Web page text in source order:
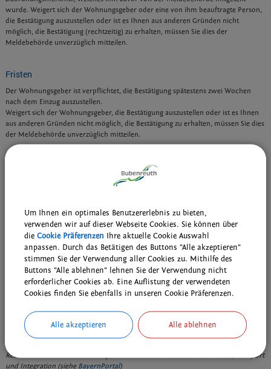
wurde. Weigert sich der Wohnungsgeber oder eine von ihm beauftragte Person,
die Bestätigung auszustellen oder ist es Ihnen aus anderen Gründen nicht
möglich, die Bestätigung (rechtzeitig) zu erhalten, müssen Sie dies der
Meldebehörde unverzüglich mitteilen.
Fristen
Der Wohnungsgeber ist verpflichtet, die Bestätigung spätestens zwei Wochen
nach dem Einzug auszustellen.
Weigert sich der Wohnungsgeber, die Bestätigung auszustellen oder ist es Ihnen
aus anderen Gründen nicht möglich, die Bestätigung zu erhalten, müssen Sie dies
der Meldebehörde unverzüglich mitteilen.
Kosten
Für die Ausstellung der Wohnungsgeberbestätigung fallen keine Gebühren an.
Wohnungsgeberbestätigung zur Vorlage bei der Meldebehörde
(Dateiformat: pdf)
Rechtsvorschriften
§ 19 Bundesmeldegesetz (BMG)
§ 54 Bundesmeldegesetz (BMG)
Verwandte Leistungen
Stand: 29.07.2024
Redaktionell verantwortlich: Bayerisches Staatsministerium des Innern, für Sport
und Integration (siehe BayernPortal)
Um Ihnen ein optimales Benutzererlebnis zu bieten,
verwenden wir auf dieser Webseite Cookies. Sie können über
die Cookie Präferenzen Ihre aktuelle Cookie Auswahl
anpassen. Durch das Betätigen des Buttons "Alle akzeptieren"
stimmen Sie der Verwendung aller Cookies zu. Mithilfe des
Buttons "Alle ablehnen" lehnen Sie der Verwendung nicht
erforderlicher Cookies ab. Eine Auflistung der verwendeten
Cookies finden Sie ebenfalls in unseren Cookie Präferenzen.
Alle akzeptieren Alle ablehnen